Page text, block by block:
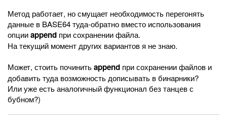
Метод работает, но смущает необходимость перегонять
данные в BASE64 туда-обратно вместо использования
опцииappend при сохранении файла.
На текущий момент других вариантов я не знаю.
Может, стоить починитьappend при сохранении файлов и
добавить туда возможность дописывать в бинарники?
Или уже есть аналогичный функционал без танцев с
бубном?)